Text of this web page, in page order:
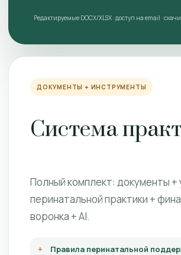
Редактируемые DOCX/XLSX · доступ на email ·
ДОКУМЕНТЫ + ИНСТРУМЕНТЫ
Система
Полный комплект: документы +
перинатальной практики +
воронка + AI.
Правила перинатальной